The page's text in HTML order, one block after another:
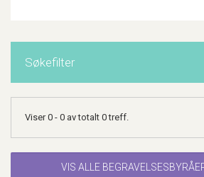
Søkefilter
Viser 0 - 0 av totalt 0 treff.
VIS ALLE